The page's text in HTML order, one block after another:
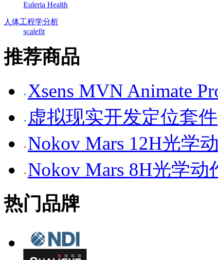
Euleria Health
人体工程学分析
scalefit
推荐商品
Xsens MVN Animate
虚拟现实开发定位套件
Nokov Mars 12H光学
Nokov Mars 8H光学动
热门品牌